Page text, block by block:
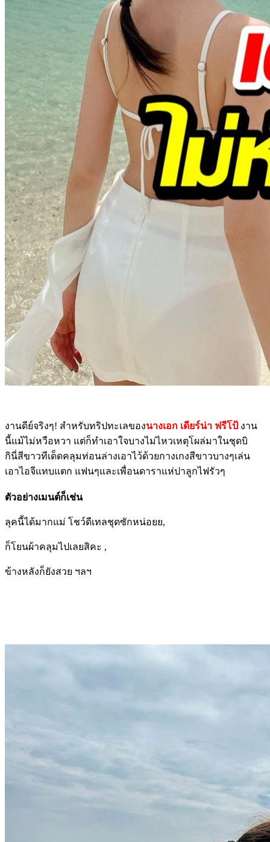
งานดีย์จริงๆ! สำหรับทริปทะเลของนางเอก เดียร์น่า ฟรีโป้ งาน
นี้แม้ไม่หวือหวา แต่ก็ทำเอาใจบางไม่ไหวเหตุโผล่มาในชุดบิ
กินี่สีขาวทีเด็ดคลุมท่อนล่างเอาไว้ด้วยกางเกงสีขาวบางๆเล่น
เอาไอจีแทบแตก แฟนๆและเพื่อนดาราแห่ปาลูกไฟรัวๆ
ตัวอย่างเมนต์ก็เช่น
ลุคนี้ได้มากแม่ โชว์ดีเทลชุดซักหน่อยย,
ก็โยนผ้าคลุมไปเลยสิคะ ,
ข้างหลังก็ยังสวย ฯลฯ